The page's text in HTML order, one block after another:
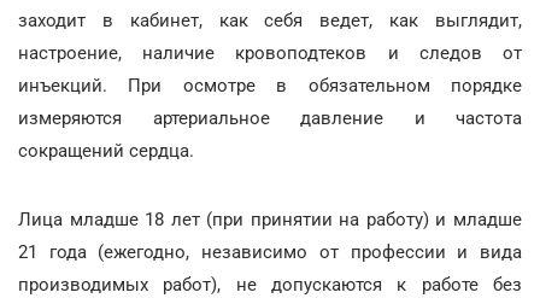
заходит в кабинет, как себя ведет, как выглядит,
настроение, наличие кровоподтеков и следов от
инъекций. При осмотре в обязательном порядке
измеряются артериальное давление и частота
сокращений сердца.
Лица младше 18 лет (при принятии на работу) и младше
21 года (ежегодно, независимо от профессии и вида
производимых работ), не допускаются к работе без